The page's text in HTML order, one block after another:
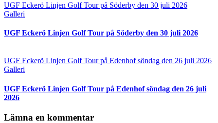
UGF Eckerö Linjen Golf Tour på Söderby den 30 juli 2026
Galleri
UGF Eckerö Linjen Golf Tour på Söderby den 30 juli 2026
UGF Eckerö Linjen Golf Tour på Edenhof söndag den 26 juli 2026
Galleri
UGF Eckerö Linjen Golf Tour på Edenhof söndag den 26 juli
2026
Lämna en kommentar